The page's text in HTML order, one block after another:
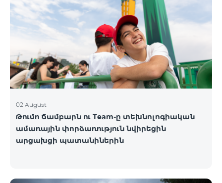
02 August
Թումո ճամբարն ու Team-ը տեխնոլոգիական
ամառային փորձառություն նվիրեցին
արցախցի պատանիներին